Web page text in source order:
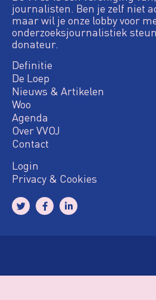
journalisten. Ben je zelf niet
maar wil je onze lobby voor
onderzoeksjournalistiek
donateur.
Definitie
De Loep
Nieuws & Artikelen
Woo
Agenda
Over VVOJ
Contact
Login
Privacy & Cookies